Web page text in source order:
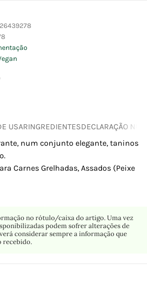
USARINGREDIENTESDECLARAÇÃO
num conjunto elegante, taninos
Carnes Grelhadas, Assados (Peixe
no rótulo/caixa do artigo. Uma vez
podem sofrer alterações de
considerar sempre a informação que
recebido.